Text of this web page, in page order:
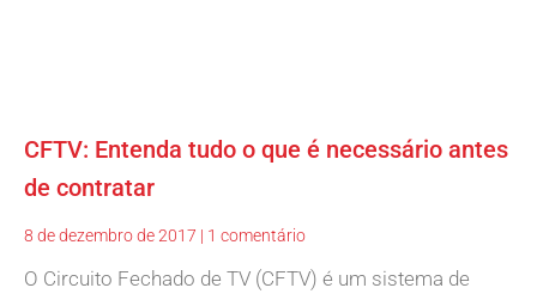
CFTV: Entenda tudo o que é necessário antes
de contratar
8 de dezembro de 2017 1 comentário
O Circuito Fechado de TV (CFTV) é um sistema de